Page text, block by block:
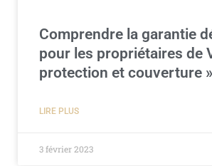
Comprendre la garantie
pour les propriétaires de
protection et couverture »
LIRE PLUS
3 février 2023